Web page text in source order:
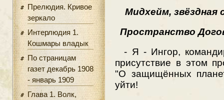
Прелюдия. Кривое
зеркало
Интерлюдия 1.
Кошмары владык
По страницам
газет декабрь 1908
- январь 1909
Глава 1. Волк,
Мидхейм, звёздная
Пространство
- Я - Ингор,
присутствие в этом
"О защищённых
уйти!